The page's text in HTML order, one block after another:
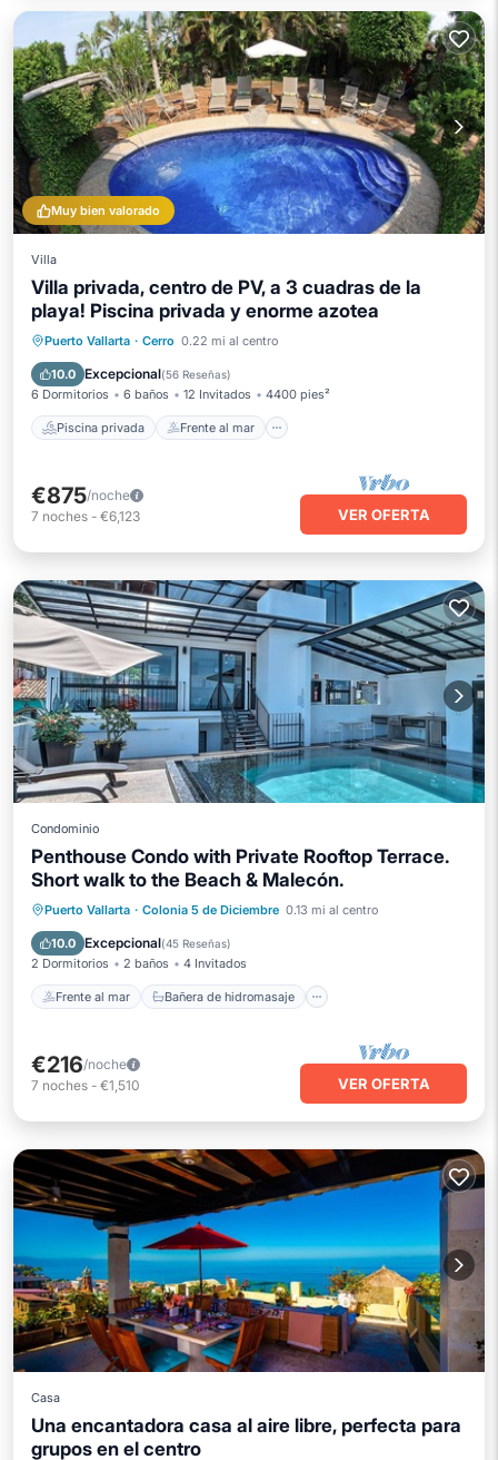
Muy bien valorado
Villa
Villa privada, centro de PV, a 3 cuadras de la
playa! Piscina privada y enorme azotea
Puerto Vallarta · Cerro 0.22 mi al centro
10.0 Excepcional(56 Reseñas)
6 Dormitorios 6 baños 12 Invitados 4400 pies²
Piscina privada Frente al mar
Piscina privada
Frente al mar
Bañera de hidromasaje
€875/noche
7 noches - €6,123 VER OFERTA
Condominio
Penthouse Condo with Private Rooftop Terrace.
Short walk to the Beach & Malecón.
Puerto Vallarta · Colonia 5 de Diciembre 0.13 mi al centro
10.0 Excepcional(45 Reseñas)
2 Dormitorios 2 baños 4 Invitados
Frente al mar Bañera de hidromasaje
Frente al mar
Bañera de hidromasaje
Aparcamiento
€216/noche
7 noches - €1,510 VER OFERTA
Casa
Una encantadora casa al aire libre, perfecta para
grupos en el centro